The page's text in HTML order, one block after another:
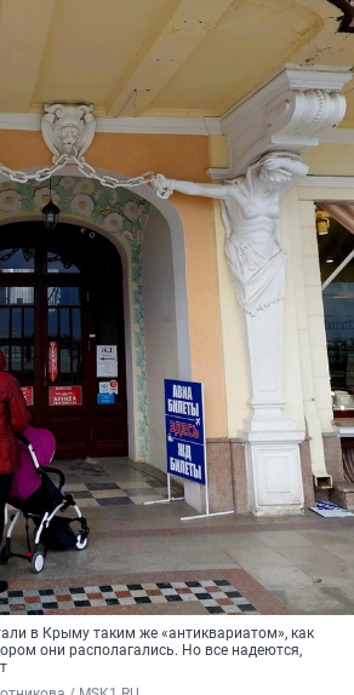
в Крыму таким же «антиквариатом», как
они располагались. Но все надеются,